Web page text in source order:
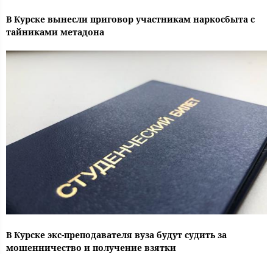
В Курске вынесли приговор участникам наркосбыта с
тайниками метадона
В Курске экс-преподавателя вуза будут судить за
мошенничество и получение взятки